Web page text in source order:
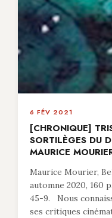
6 FÉV 2021
[CHRONIQUE]
SORTILÈGES DU
MAURICE
Maurice Mourier,
automne 2020, 160
45-9. Nous
ses critiques